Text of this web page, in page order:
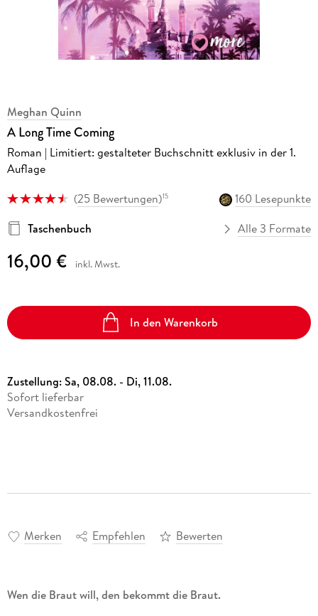
Meghan Quinn
A Long Time Coming
Roman | Limitiert: gestalteter Buchschnitt exklusiv in der 1.
Auflage
(25 Bewertungen)15
160 Lesepunkte
Taschenbuch
Alle 3 Formate
16,00 € inkl. Mwst.
In den Warenkorb
Zustellung:Sa, 08.08. - Di, 11.08.
Sofort lieferbar
Versandkostenfrei
Merken Empfehlen Bewerten
Wen die Braut will, den bekommt die Braut.